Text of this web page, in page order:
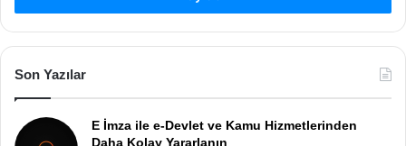
Son Yazılar
E İmza ile e-Devlet ve Kamu Hizmetlerinden
Daha Kolay Yararlanın